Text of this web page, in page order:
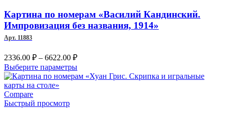
Картина по номерам «Василий Кандинский.
Импровизация без названия, 1914»
Арт. 11883
2336.00 ₽ – 6622.00 ₽Диапазон
цен:
2336.00 ₽
Выберите параметрыЭтот
товар
Compare
Быстрый просмотр